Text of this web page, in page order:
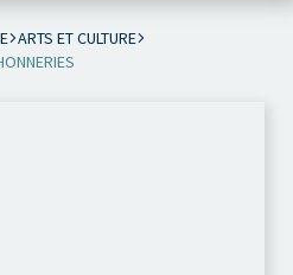
ARTS ET CULTURE